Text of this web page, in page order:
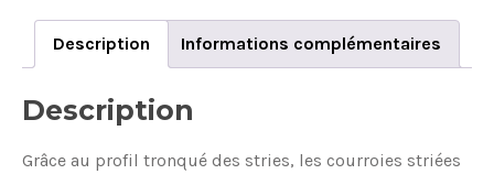
Description Informations complémentaires
Description
Grâce au profil tronqué des stries, les courroies striées